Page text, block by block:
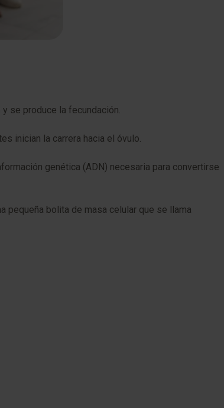
se produce la fecundación.
inician la carrera hacia el óvulo.
genética (ADN) necesaria para convertirse
pequeña bolita de masa celular que se llama